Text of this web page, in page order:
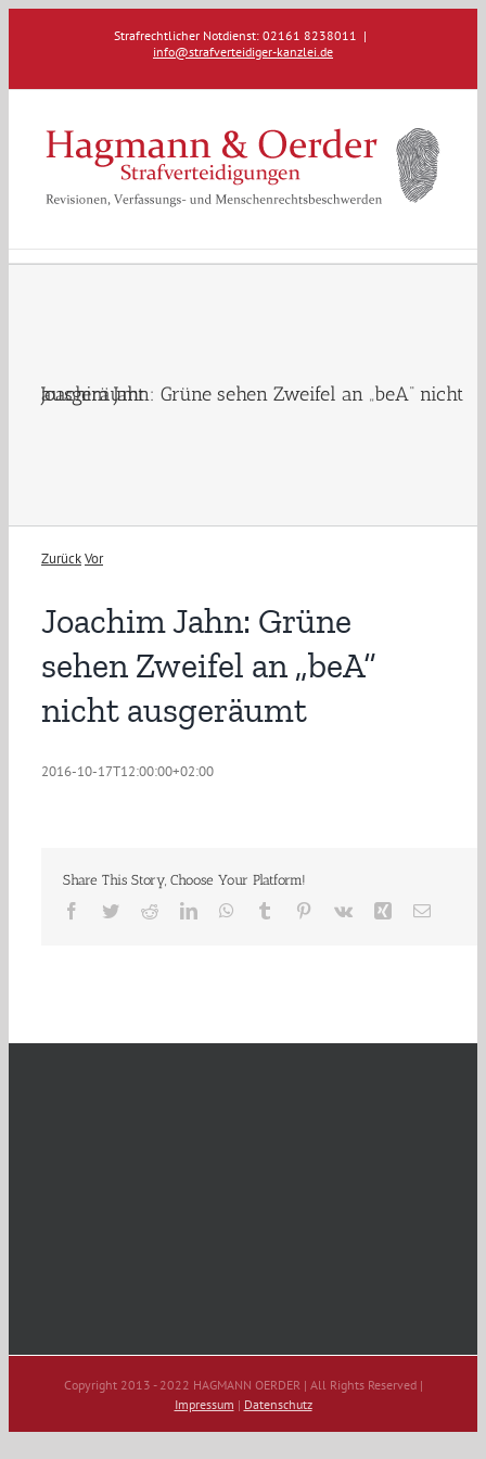
Strafrechtlicher Notdienst: 02161 8238011 |
info@strafverteidiger-kanzlei.de
Joachim Jahn: Grüne sehen Zweifel an „beA“ nicht ausgeräumt
ZurückVor
Joachim Jahn: Grüne
sehen Zweifel an „beA“
nicht ausgeräumt
2016-10-17T12:00:00+02:00
Share This Story, Choose Your Platform!
Facebook
TwitterRedditLinkedInWhatsApp
Tumblr Pinterest
Vk Xing E-
Copyright 2013 - 2022 HAGMANN OERDER | All Rights Reserved |
Impressum | Datenschutz